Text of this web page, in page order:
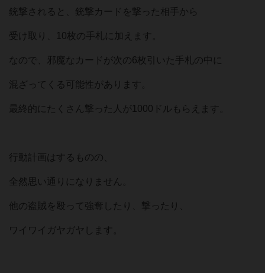
銃撃されると、銃撃カードを撃った相手から
受け取り、10枚の手札に加えます。
なので、邪魔なカードが次の6枚引いた手札の中に
混ざってくる可能性があります。
最終的にたくさん撃った人が1000ドルもらえます。
行動計画はするものの、
全然思い通りになりません。
他の盗賊を殴って強奪したり、撃ったり、
ワイワイガヤガヤします。